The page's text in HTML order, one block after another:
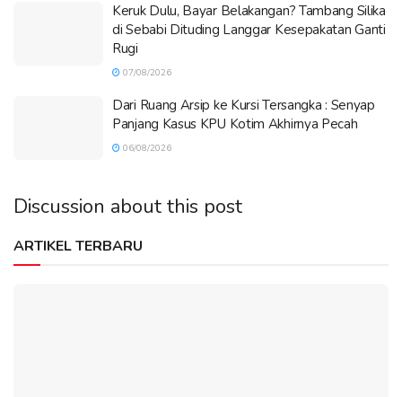
Keruk Dulu, Bayar Belakangan? Tambang Silika
di Sebabi Dituding Langgar Kesepakatan Ganti
Rugi
07/08/2026
Dari Ruang Arsip ke Kursi Tersangka : Senyap
Panjang Kasus KPU Kotim Akhirnya Pecah
06/08/2026
Discussion about this post
ARTIKEL TERBARU